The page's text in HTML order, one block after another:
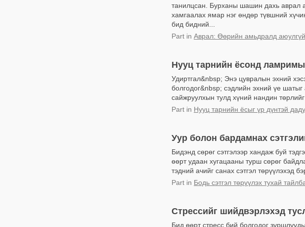
танилцсан. Бурханы шашин дахь аврал
хамгаалах ямар нэг өндөр түвшний
бид бидний...
Part in Аврал: Өөрийн амьдралд аюулгүй
Нууц тарнийн ёсонд
Удиртгал&nbsp; Энэ цувралын эхний
болгодог&nbsp; сэдлийн эхний үе
сайжруулхын тулд хүний нандин
Part in Нууц тарнийн ёсыг үр дүнтэй
Уур болон бардамнах
Бидэнд сөрөг сэтгэлээр хандаж буй
өөрт удаан хугацааны турш сөрөг
тэдний ачийг санах сэтгэл төрүүлэхэд
Part in Бодь сэтгэл төрүүлэх тухай
Стрессийг шийдвэрлэхэд
Бид өөрт стресс бий болгодог